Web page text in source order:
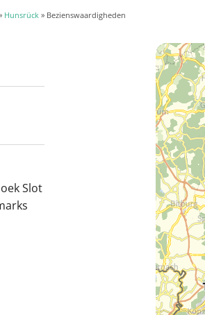
Hunsrück » Bezienswaardigheden
Slot